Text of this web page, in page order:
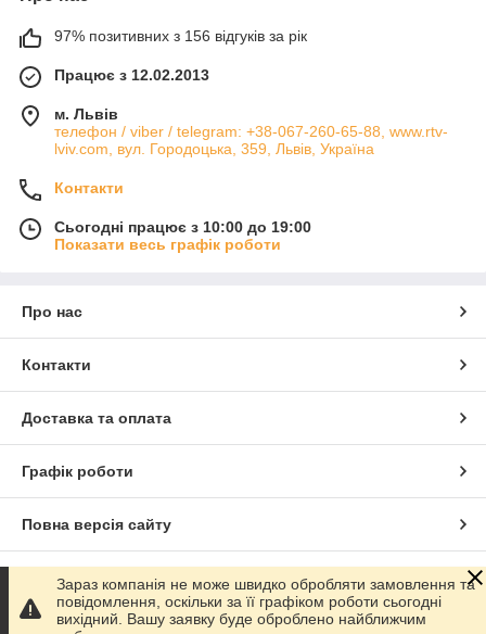
97% позитивних з 156 відгуків за рік
Працює з 12.02.2013
м. Львів
телефон / viber / telegram: +38-067-260-65-88, www.rtv-
lviv.com, вул. Городоцька, 359, Львів, Україна
Контакти
Сьогодні працює з 10:00 до 19:00
Показати весь графік роботи
Про нас
Контакти
Доставка та оплата
Графік роботи
Повна версія сайту
Сайт створено на маркетплейсіProm.ua
Зараз компанія не може швидко обробляти замовлення та
повідомлення, оскільки за її графіком роботи сьогодні
вихідний. Вашу заявку буде оброблено найближчим